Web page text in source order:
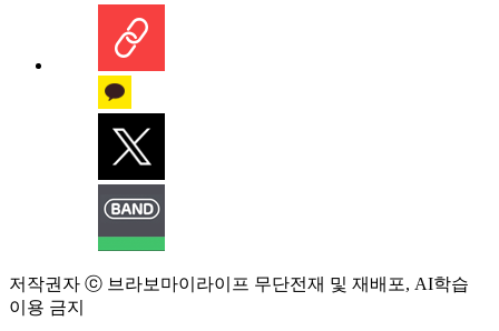
저작권자 ⓒ 브라보마이라이프 무단전재 및 재배포, AI학습
이용 금지